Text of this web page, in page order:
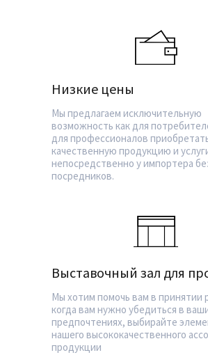
Низкие цены
Мы предлагаем исключительную
возможность как для
для профессионалов
качественную продукцию и
непосредственно у импортера
посредников.
Выставочный зал для
Мы хотим помочь вам в принятии
когда вам нужно убедиться в
предпочтениях, выбирайте
нашего высококачественного
продукции